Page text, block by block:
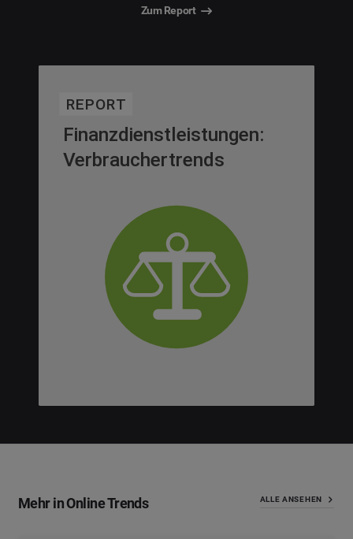
Zum Report
Mehr in Online Trends ALLE ANSEHEN